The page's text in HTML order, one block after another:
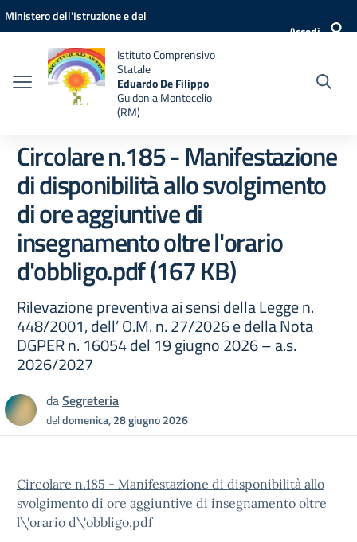
Vai ai contenuti
Vai al menu di navigazione
Vai al footer
Ministero dell'Istruzione e del
Accedi
Istituto Comprensivo
Statale
Eduardo De Filippo
Guidonia Montecelio
(RM)
Circolare n.185 - Manifestazione
di disponibilità allo svolgimento
di ore aggiuntive di
insegnamento oltre l'orario
d'obbligo.pdf (167 KB)
Rilevazione preventiva ai sensi della Legge n.
448/2001, dell’ O.M. n. 27/2026 e della Nota
DGPER n. 16054 del 19 giugno 2026 – a.s.
2026/2027
daSegreteria
deldomenica, 28 giugno 2026
Circolare n.185 - Manifestazione di disponibilità allo
svolgimento di ore aggiuntive di insegnamento oltre
l\'orario d\'obbligo.pdf